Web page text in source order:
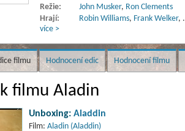
Režie:
John Musker, Ron Clements
Hrají:
Robin Williams, Frank Welker,
více >
filmu Hodnocení edic Hodnocení filmu
filmu Aladin
Unboxing: Aladdin
Film: Aladin (Aladdin)